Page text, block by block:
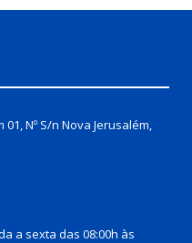
Nº S/n Nova Jerusalém,
a sexta das 08:00h às